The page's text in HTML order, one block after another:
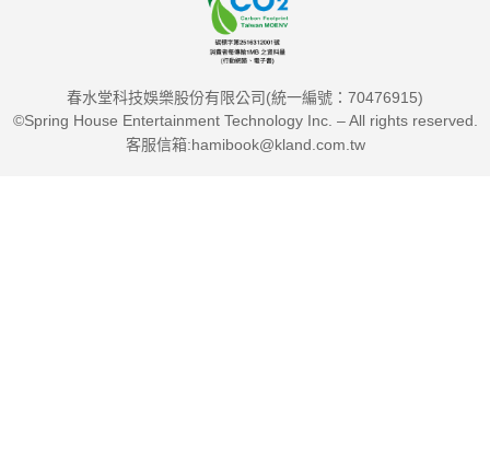
春水堂科技娛樂股份有限公司(統一編號：70476915)
©Spring House Entertainment Technology Inc. – All rights reserved.
客服信箱:hamibook@kland.com.tw